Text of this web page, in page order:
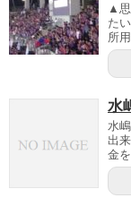
▲
た
所
水
水
出
金